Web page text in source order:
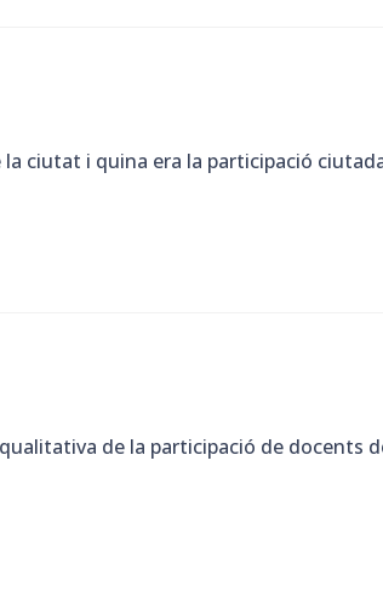
ciutat i quina era la participació
de la participació de docents